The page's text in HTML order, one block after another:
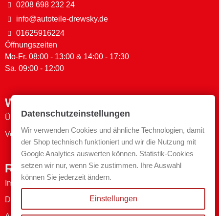
0208 698 232 24
info@autoteile-drewsky.de
01625916224
Öffnungszeiten
Mo-Fr. 08:00 - 13:00 & 14:00 - 17:30
Sa. 09:00 - 12:00
Wichtige Links
Über uns
Versand- & Zahlungsmethoden
Rechtliches
Impressum
Datenschutzerklärung
Datenschutzeinstellungen
Wir verwenden Cookies und ähnliche Technologien, damit
der Shop technisch funktioniert und wir die Nutzung mit
Google Analytics auswerten können. Statistik-Cookies
setzen wir nur, wenn Sie zustimmen. Ihre Auswahl
können Sie jederzeit ändern.
Einstellungen